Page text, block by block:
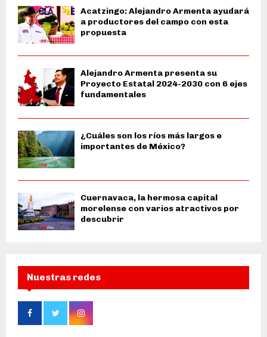
Acatzingo: Alejandro Armenta ayudará
a productores del campo con esta
propuesta
Alejandro Armenta presenta su
Proyecto Estatal 2024-2030 con 6 ejes
fundamentales
¿Cuáles son los ríos más largos e
importantes de México?
Cuernavaca, la hermosa capital
morelense con varios atractivos por
descubrir
Nuestras redes